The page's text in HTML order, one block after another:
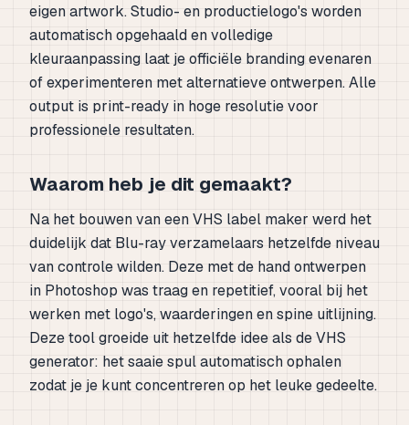
eigen artwork. Studio- en productielogo's worden
automatisch opgehaald en volledige
kleuraanpassing laat je officiële branding evenaren
of experimenteren met alternatieve ontwerpen. Alle
output is print-ready in hoge resolutie voor
professionele resultaten.
Waarom heb je dit gemaakt?
Na het bouwen van een VHS label maker werd het
duidelijk dat Blu-ray verzamelaars hetzelfde niveau
van controle wilden. Deze met de hand ontwerpen
in Photoshop was traag en repetitief, vooral bij het
werken met logo's, waarderingen en spine uitlijning.
Deze tool groeide uit hetzelfde idee als de VHS
generator: het saaie spul automatisch ophalen
zodat je je kunt concentreren op het leuke gedeelte.